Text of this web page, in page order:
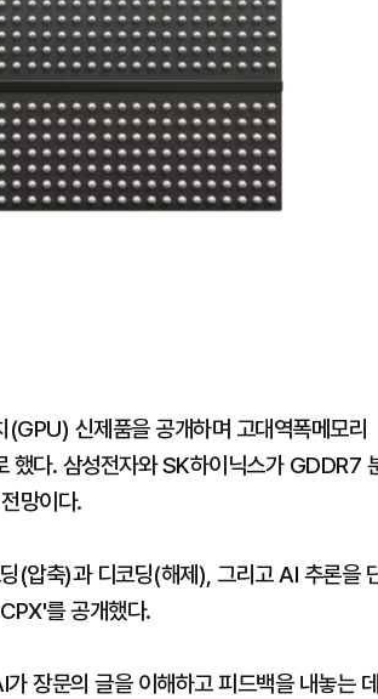
신제품을 공개하며 고대역폭메모리
다. 삼성전자와 SK하이닉스가 GDDR7
망이다.
(압축)과 디코딩(해제), 그리고 AI 추론을
를 공개했다.
장문의 글을 이해하고 피드백을 내놓는